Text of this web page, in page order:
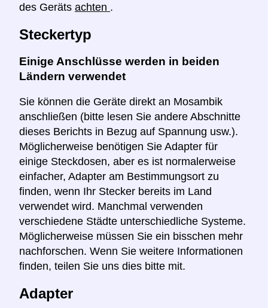
des Geräts achten .
Steckertyp
Einige Anschlüsse werden in beiden
Ländern verwendet
Sie können die Geräte direkt an Mosambik
anschließen (bitte lesen Sie andere Abschnitte
dieses Berichts in Bezug auf Spannung usw.).
Möglicherweise benötigen Sie Adapter für
einige Steckdosen, aber es ist normalerweise
einfacher, Adapter am Bestimmungsort zu
finden, wenn Ihr Stecker bereits im Land
verwendet wird. Manchmal verwenden
verschiedene Städte unterschiedliche Systeme.
Möglicherweise müssen Sie ein bisschen mehr
nachforschen. Wenn Sie weitere Informationen
finden, teilen Sie uns dies bitte mit.
Adapter